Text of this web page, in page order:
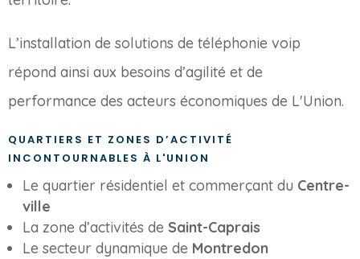
L’installation de solutions de téléphonie voip
répond ainsi aux besoins d’agilité et de
performance des acteurs économiques de L'Union.
QUARTIERS ET ZONES D’ACTIVITÉ
INCONTOURNABLES À L'UNION
Le quartier résidentiel et commerçant du Centre-
ville
La zone d’activités de Saint-Caprais
Le secteur dynamique de Montredon